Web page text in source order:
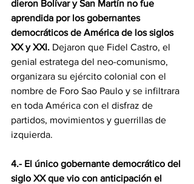
dieron Bolívar y San Martín no fue
aprendida por los gobernantes
democráticos de América de los siglos
XX y XXI. Dejaron que Fidel Castro, el
genial estratega del neo-comunismo,
organizara su ejército colonial con el
nombre de Foro Sao Paulo y se infiltrara
en toda América con el disfraz de
partidos, movimientos y guerrillas de
izquierda.
4.- El único gobernante democrático del
siglo XX que vio con anticipación el